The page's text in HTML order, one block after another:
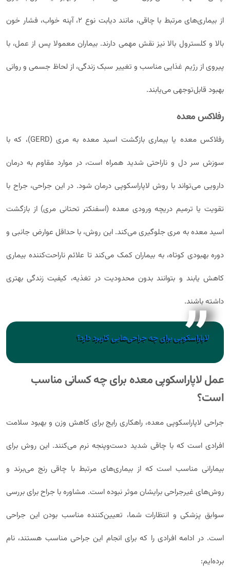
از بیماری‌های مرتبط با چاقی، مانند دیابت نوع ۲، آپنه خواب، فشار خون
بالا و کلسترول بالا نیز نقش مهمی دارند. بیماران معمولا پس از عمل، با
پیروی از رژیم غذایی مناسب و تغییر سبک زندگی، از لحاظ جسمی و روانی
بهبود قابل‌توجهی می‌یابند.
رفلاکس معده
رفلاکس معده یا بیماری بازگشت اسید معده به مری (GERD)، که با
سوزش سر دل و ناراحتی شدید همراه است، در موارد مقاوم به درمان
دارویی می‌تواند با روش لاپاراسکوپی درمان شود. در این جراحی، جراح با
تقویت یا ترمیم دریچه ورودی معده (اسفنکتر تحتانی مری) از بازگشت
اسید معده به مری جلوگیری می‌کند. این روش، با حداقل عوارض جانبی و
دوره بهبودی کوتاه، به بیماران کمک می‌کند تا علائم ناراحت‌کننده بیماری
کاهش یابند و بتوانند بدون محدودیت در تغذیه، کیفیت زندگی بهتری
داشته باشند.
لاپاراسکوپی برای چه جراحی‌هایی کاربرد دارد؟
عمل لاپاراسکوپی معده برای چه کسانی مناسب
است؟
جراحی لاپاراسکوپی معده، راهکاری رایج برای کاهش وزن و بهبود سلامت
افرادی است که با چاقی شدید دست‌وپنجه نرم می‌کنند. این روش برای
بیمارانی مناسب است که از بیماری‌های مرتبط با چاقی رنج می‌برند و
روش‌های غیرجراحی برایشان موثر نبوده است. مشاوره با جراح برای بررسی
سوابق پزشکی و انتظارات شما، تعیین‌کننده مناسب بودن این جراحی
است. در ادامه افرادی را که برای انجام این جراحی مناسب هستند، نام
برده‌ایم: